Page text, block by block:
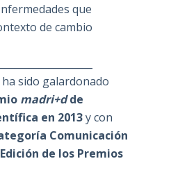
que
de cambio
sido galardonado
madri+dde
en 2013y con
Comunicación
de los Premios